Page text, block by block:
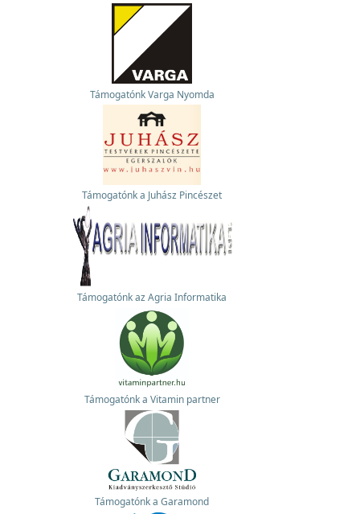
Támogatónk Varga Nyomda
Támogatónk a Juhász Pincészet
Támogatónk az Agria Informatika
Támogatónk a Vitamin partner
Támogatónk a Garamond